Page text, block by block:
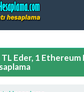
TL Eder, 1 Ethereum